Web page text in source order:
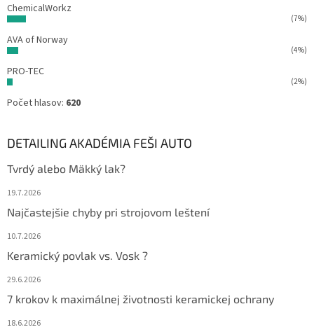
ChemicalWorkz
(7%)
AVA of Norway
(4%)
PRO-TEC
(2%)
Počet hlasov: 620
DETAILING AKADÉMIA FEŠI AUTO
Tvrdý alebo Mäkký lak?
19.7.2026
Najčastejšie chyby pri strojovom leštení
10.7.2026
Keramický povlak vs. Vosk ?
29.6.2026
7 krokov k maximálnej životnosti keramickej ochrany
18.6.2026